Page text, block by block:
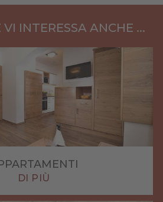
INTERESSA ANCHE ...
DI PIÙ